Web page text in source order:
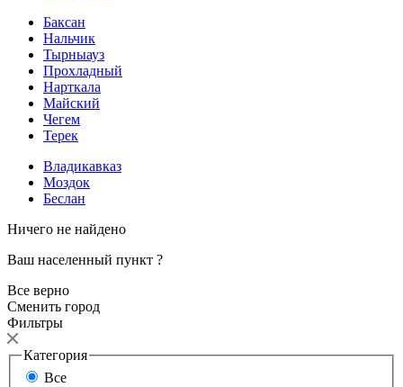
Баксан
Нальчик
Тырныауз
Прохладный
Нарткала
Майский
Чегем
Терек
Владикавказ
Моздок
Беслан
Ничего не найдено
Ваш населенный пункт ?
Все верно
Сменить город
Фильтры
Категория
Все